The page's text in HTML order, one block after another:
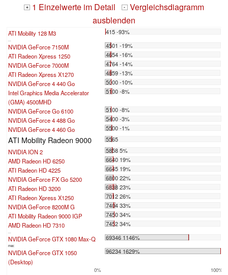
+ 1 Einzelwerte im Detail - Vergleichsdiagramm
ausblenden
ATI Mobility 128 M3 415 -93%
NVIDIA GeForce 7150M
4501 -19%
ATI Radeon Xpress 1250
4654 -16%
NVIDIA GeForce 7000M
4764 -14%
ATI Radeon Xpress X1270
4859 -13%
NVIDIA GeForce 4 440 Go
5000 -10%
Intel Graphics Media Accelerator
(GMA) 4500MHD
5100 -8%
NVIDIA GeForce Go 6100
5100 -8%
NVIDIA GeForce 4 488 Go
5400 -3%
NVIDIA GeForce 4 460 Go
5500 -1%
ATI Mobility Radeon 9000
5565
NVIDIA ION 2
5858 5%
AMD Radeon HD 6250
6640 19%
ATI Radeon HD 4225
6645 19%
NVIDIA GeForce FX Go 5200
6800 22%
ATI Radeon HD 3200
6838 23%
ATI Radeon Xpress X1250
7012 26%
NVIDIA GeForce 8200M G
7404 33%
ATI Mobility Radeon 9000 IGP
7450 34%
AMD Radeon HD 7310
7452 34%
NVIDIA GeForce GTX 1080 Max-Q 69346 1146%
max:
NVIDIA GeForce GTX 1050
(Desktop)
96234 1629%
0% 100%